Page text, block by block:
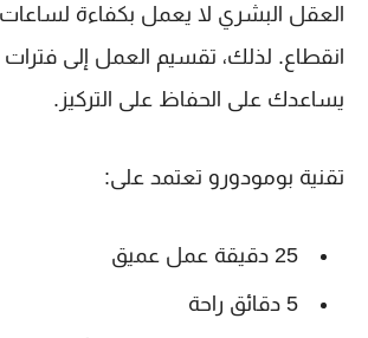
العقل البشري لا يعمل بكفاءة
انقطاع. لذلك، تقسيم العمل إلى
يساعدك على الحفاظ على التركيز.
تقنية بومودورو تعتمد على:
25 دقيقة عمل عميق
5 دقائق راحة